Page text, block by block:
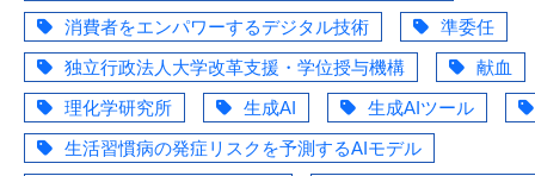
消費者をエンパワーするデジタル技術
準委任
独立行政法人大学改革支援・学位授与機構
献血
理化学研究所
生成AI
生成AIツール
生活習慣病の発症リスクを予測するAIモデル